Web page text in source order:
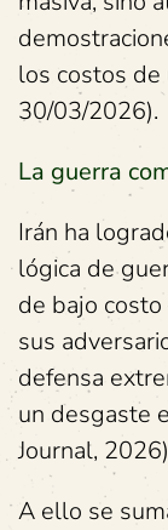
los costos de
30/03/2026).
La guerra
Irán ha
lógica de
de bajo
sus
defensa
un desgaste
Journal,
A ello se